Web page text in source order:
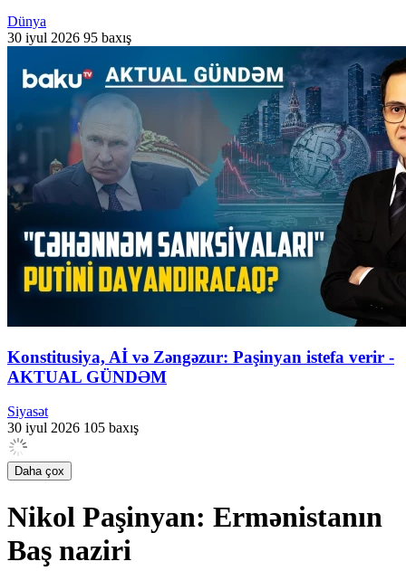
Dünya
30 iyul 2026 95 baxış
Konstitusiya, Aİ və Zəngəzur: Paşinyan istefa verir -
AKTUAL GÜNDƏM
Siyasət
30 iyul 2026 105 baxış
Daha çox
Nikol Paşinyan: Ermənistanın
Baş naziri